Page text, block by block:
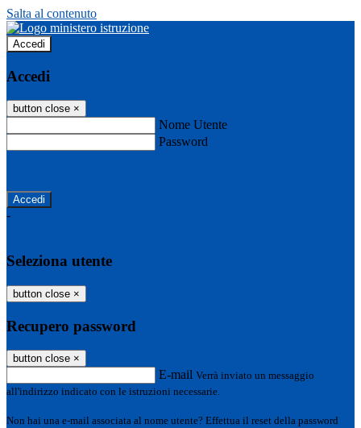
Salta al contenuto
Accedi
Accedi
button close ×
Nome Utente
Password
-
Seleziona utente
button close ×
Recupero password
button close ×
E-mail Verrà inviato un messaggio
all'indirizzo indicato con le istruzioni necessarie.
Non hai una e-mail associata al nome utente? Effettua il reset della password